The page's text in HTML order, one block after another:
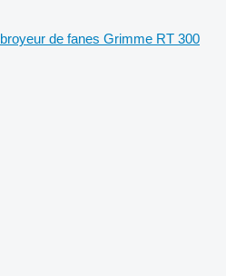
broyeur de fanes Grimme RT 300